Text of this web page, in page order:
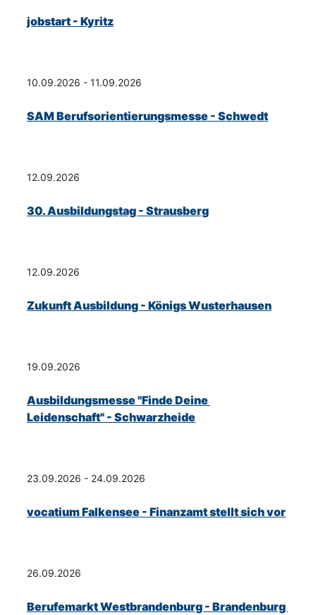
jobstart - Kyritz
10.09.2026 - 11.09.2026
SAM Berufsorientierungsmesse - Schwedt
12.09.2026
30. Ausbildungstag - Strausberg
12.09.2026
Zukunft Ausbildung - Königs Wusterhausen
19.09.2026
Ausbildungsmesse "Finde Deine
Leidenschaft" - Schwarzheide
23.09.2026 - 24.09.2026
vocatium Falkensee - Finanzamt stellt sich vor
26.09.2026
Berufemarkt Westbrandenburg - Brandenburg